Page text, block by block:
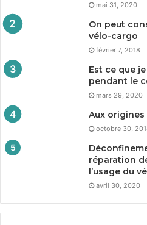
mai 31, 2020
On peut
vélo-cargo
février 7, 2018
Est ce que
pendant le
mars 29, 2020
Aux origines
octobre 30,
réparation
l’usage du
avril 30, 2020